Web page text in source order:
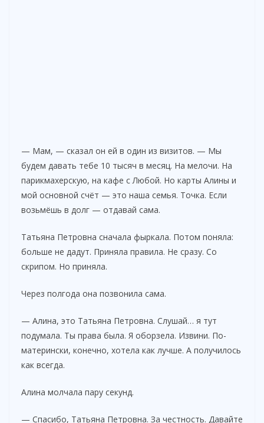
— Мам, — сказал он ей в один из визитов. — Мы
будем давать тебе 10 тысяч в месяц. На мелочи. На
парикмахерскую, на кафе с Любой. Но карты Алины и
мой основной счёт — это наша семья. Точка. Если
возьмёшь в долг — отдавай сама.
Татьяна Петровна сначала фыркала. Потом поняла:
больше не дадут. Приняла правила. Не сразу. Со
скрипом. Но приняла.
Через полгода она позвонила сама.
— Алина, это Татьяна Петровна. Слушай… я тут
подумала. Ты права была. Я оборзела. Извини. По-
матерински, конечно, хотела как лучше. А получилось
как всегда.
Алина молчала пару секунд.
— Спасибо, Татьяна Петровна. За честность. Давайте